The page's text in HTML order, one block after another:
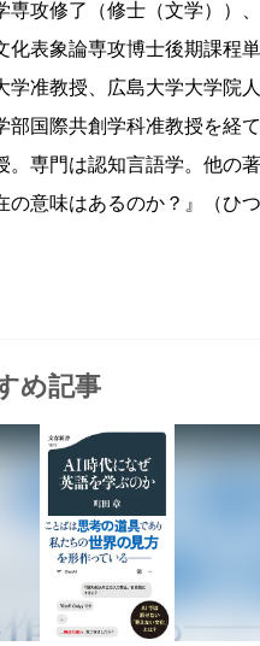
専攻修了（修士（文学））
化表象論専攻博士後期課程
学准教授、広島大学大学院
部国際共創学科准教授を経
。専門は認知言語学。他の
の意味はあるのか？』（ひ
め記事